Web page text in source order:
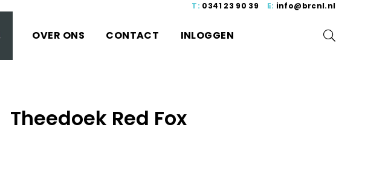
T: 0341 23 90 39 E: info@brcnl.nl
OVER ONS CONTACT INLOGGEN
Theedoek Red Fox